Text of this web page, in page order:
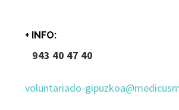
+ INFO:
943 40 47 40
voluntariado-